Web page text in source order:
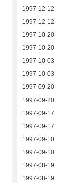
1997-12-12
1997-12-12
1997-10-20
1997-10-20
1997-10-03
1997-10-03
1997-09-20
1997-09-20
1997-09-17
1997-09-17
1997-09-10
1997-09-10
1997-08-19
1997-08-19